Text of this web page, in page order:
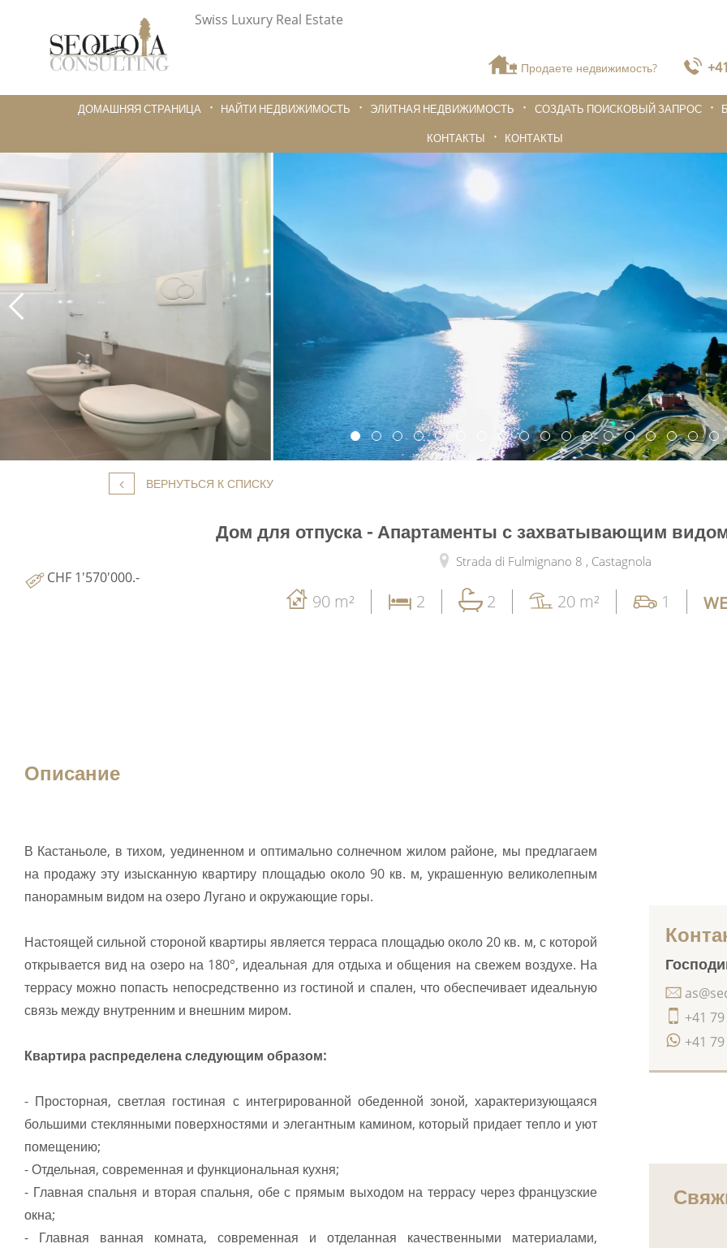
Swiss Luxury Real Estate
Продаете недвижимость?
ДОМАШНЯЯ СТРАНИЦА НАЙТИ НЕДВИЖИМОСТЬ ЭЛИТНАЯ НЕДВИЖИМОСТЬ СОЗДАТЬ ПОИСКОВЫЙ ЗАПРОС
КОНТАКТЫ
КОНТАКТЫ
ВЕРНУТЬСЯ К СПИСКУ
Дом для отпуска - Апартаменты с захватывающим
Strada di Fulmignano 8 , Castagnola
CHF 1'570'000.-
90 m² 2 2 20 m² 1
Описание
В Кастаньоле, в тихом, уединенном и оптимально солнечном жилом районе, мы предлагаем
на продажу эту изысканную квартиру площадью около 90 кв. м, украшенную великолепным
панорамным видом на озеро Лугано и окружающие горы.
Настоящей сильной стороной квартиры является терраса площадью около 20 кв. м, с которой
открывается вид на озеро на 180°, идеальная для отдыха и общения на свежем воздухе. На
террасу можно попасть непосредственно из гостиной и спален, что обеспечивает идеальную
связь между внутренним и внешним миром.
Квартира распределена следующим образом:
- Просторная, светлая гостиная с интегрированной обеденной зоной, характеризующаяся
большими стеклянными поверхностями и элегантным камином, который придает тепло и уют
помещению;
- Отдельная, современная и функциональная кухня;
- Главная спальня и вторая спальня, обе с прямым выходом на террасу через французские
окна;
- Главная ванная комната, современная и отделанная качественными материалами,
+41
+41